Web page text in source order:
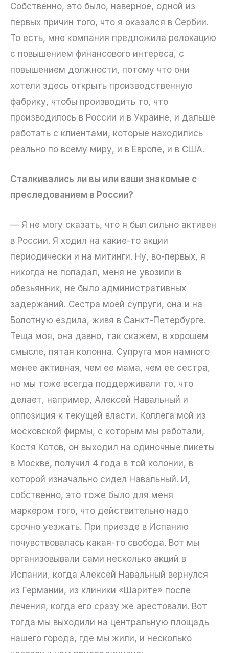
Собственно, это было, наверное, одной из
первых причин того, что я оказался в Сербии.
То есть, мне компания предложила релокацию
с повышением финансового интереса, с
повышением должности, потому что они
хотели здесь открыть производственную
фабрику, чтобы производить то, что
производилось в России и в Украине, и дальше
работать с клиентами, которые находились
реально по всему миру, и в Европе, и в США.
Сталкивались ли вы или ваши знакомые с
преследованием в России?
— Я не могу сказать, что я был сильно активен
в России. Я ходил на какие-то акции
периодически и на митинги. Ну, во-первых, я
никогда не попадал, меня не увозили в
обезьянник, не было административных
задержаний. Сестра моей супруги, она и на
Болотную ездила, живя в Санкт-Петербурге.
Теща моя, она давно, так скажем, в хорошем
смысле, пятая колонна. Супруга моя намного
менее активная, чем ее мама, чем ее сестра,
но мы тоже всегда поддерживали то, что
делает, например, Алексей Навальный и
оппозиция к текущей власти. Коллега мой из
московской фирмы, с которым мы работали,
Костя Котов, он выходил на одиночные пикеты
в Москве, получил 4 года в той колонии, в
которой изначально сидел Навальный. И,
собственно, это тоже было для меня
маркером того, что действительно надо
срочно уезжать. При приезде в Испанию
почувствовалась какая-то свобода. Вот мы
организовывали сами несколько акций в
Испании, когда Алексей Навальный вернулся
из Германии, из клиники «Шарите» после
лечения, когда его сразу же арестовали. Вот
тогда мы выходили на центральную площадь
нашего города, где мы жили, и несколько